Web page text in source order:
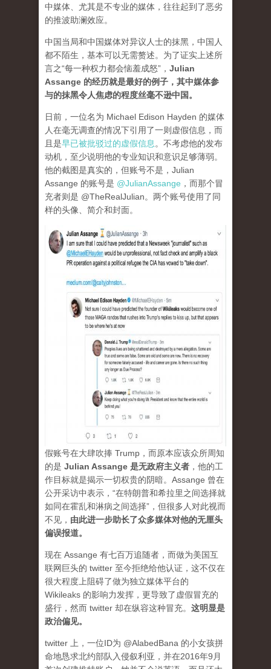
中媒体、尤其是不专业的媒体，往往起到了恶劣
的推波助澜效应。
中国当局和中国媒体对异议人士的抹黑，中国人
都不陌生，基本可以无需赘述。为了证实上述所
言之“每一种权力都会恼羞成怒”， Julian
Assange 的经历就是最好的例子，其中媒体参
与的抹黑令人焦虑的程度丝毫不逊中国。
日前，一位名为 Michael Edison Hayden 的媒体
人在毫无调查的情况下引用了一则虚假信息，而
且是早已被批驳过的虚假信息 。不考虑他的发布
动机，至少说明他的专业知识和意识足够薄弱。
他的截图是真实的，但账号不是，Julian
Assange 的账号是 @JulianAssange ，而那个冒
充者则是 @TheRealJulian。两个账号使用了同
样的头像、简介和封面。
假账号在大肆吹捧 Trump，而原本应该众所周知
的是 Julian Assange 是无政府主义者 ，他的工
作目标就是揭示一切权贵的阴暗。Assange 曾在
公开采访中表示，“在特朗普和希拉里之间选择就
如同在霍乱和淋病之间选择”，但很多人对此视而
不见， 由此进一步助长了众多媒体对他的无厘头
偏误报道。
现在 Assange 有七百万追随者，而做为美国互
联网巨头的 twitter 至今拒绝给他认证，这不仅在
很大程度上阻碍了做为独立媒体平台的
Wikileaks 的影响力发挥，更导致了虚假冒充的
盛行，然而 twitter 却在纵容这种冒充。 这明显是
政治偏见。
twitter 上，一位ID为 @AlabedBana 的小女孩拼
命地恳求北约部队入侵叙利亚，并在2016年9月